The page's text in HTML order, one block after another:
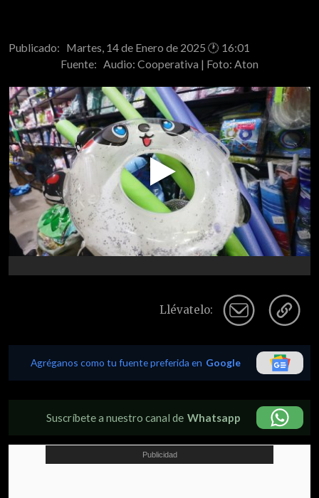
Publicado: Martes, 14 de Enero de 2025 🕐 16:01
Fuente: Audio: Cooperativa | Foto: Aton
Play
Video
Llévatelo:
Agréganos como tu fuente preferida en Google
Suscríbete a nuestro canal de Whatsapp